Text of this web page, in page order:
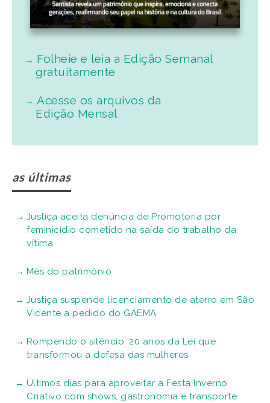
Folheie e leia a Edição Semanal
gratuitamente
Acesse os arquivos da
Edição Mensal
as últimas
Justiça aceita denúncia de Promotoria por
feminicídio cometido na saída do trabalho da
vítima
Mês do patrimônio
Justiça suspende licenciamento de aterro em São
Vicente a pedido do GAEMA
Rompendo o silêncio: 20 anos da Lei que
transformou a defesa das mulheres
Últimos dias para aproveitar a Festa Inverno
Criativo com shows, gastronomia e transporte